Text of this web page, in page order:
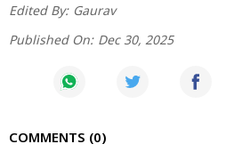
Edited By: Gaurav
Published On: Dec 30, 2025
COMMENTS 0